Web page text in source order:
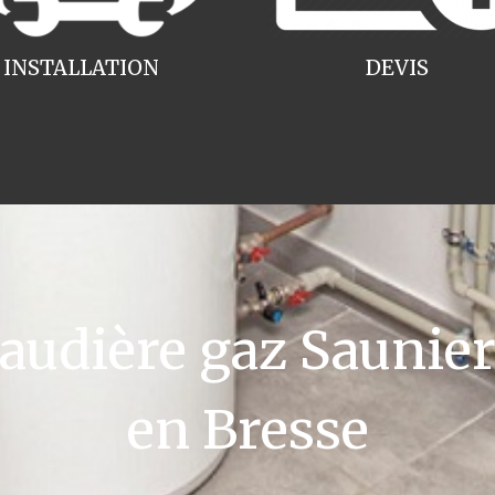
INSTALLATION DEVIS
gaz
en Bresse